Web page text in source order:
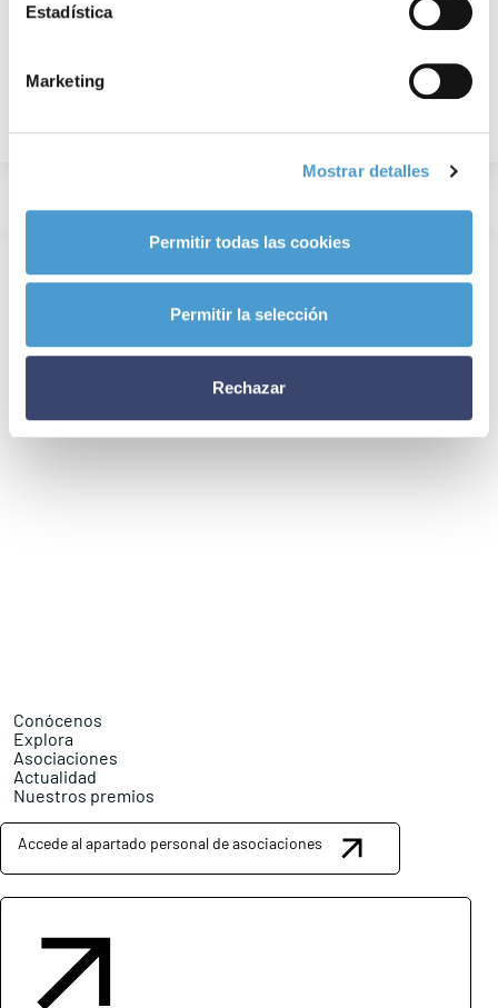
Estadística
Marketing
Mostrar detalles
Permitir todas las cookies
Permitir la selección
Rechazar
Conócenos
Explora
Asociaciones
Actualidad
Nuestros premios
Accede al apartado personal de asociaciones